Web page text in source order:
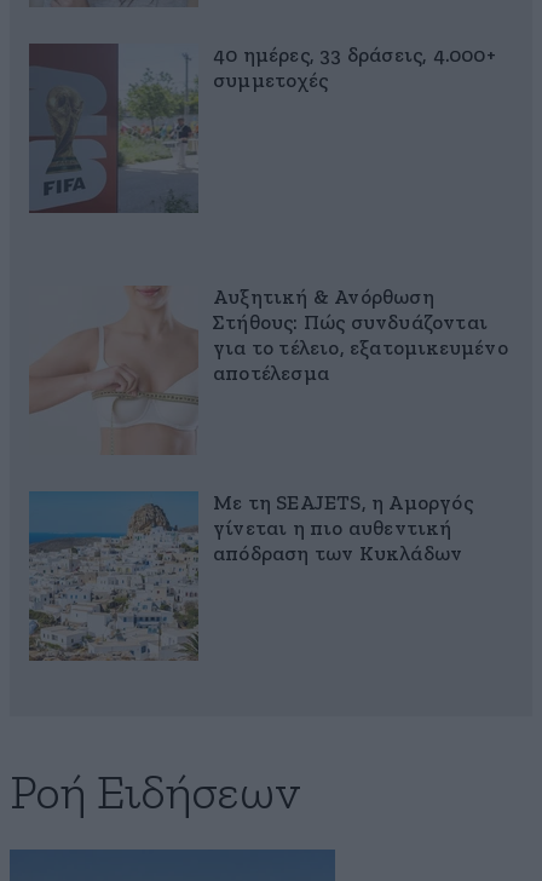
40 ημέρες, 33 δράσεις, 4.000+
συμμετοχές
Αυξητική & Ανόρθωση
Στήθους: Πώς συνδυάζονται
για το τέλειο, εξατομικευμένο
αποτέλεσμα
Με τη SEAJETS, η Αμοργός
γίνεται η πιο αυθεντική
απόδραση των Κυκλάδων
Ροή Ειδήσεων